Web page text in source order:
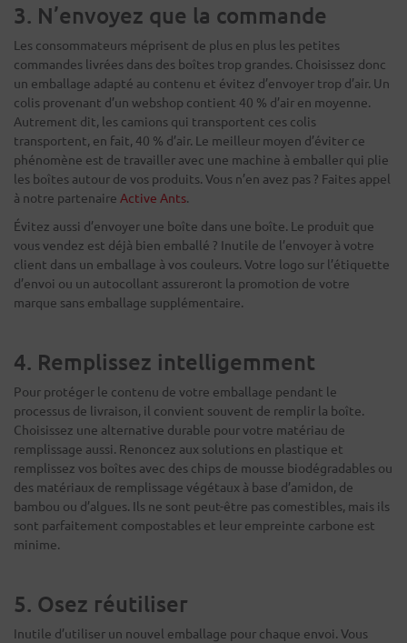
3. N’envoyez que la commande
Les consommateurs méprisent de plus en plus les petites
commandes livrées dans des boîtes trop grandes. Choisissez donc
un emballage adapté au contenu et évitez d’envoyer trop d’air. Un
colis provenant d’un webshop contient 40 % d’air en moyenne.
Autrement dit, les camions qui transportent ces colis
transportent, en fait, 40 % d’air. Le meilleur moyen d’éviter ce
phénomène est de travailler avec une machine à emballer qui plie
les boîtes autour de vos produits. Vous n’en avez pas ? Faites appel
à notre partenaire Active Ants.
Évitez aussi d’envoyer une boîte dans une boîte. Le produit que
vous vendez est déjà bien emballé ? Inutile de l’envoyer à votre
client dans un emballage à vos couleurs. Votre logo sur l’étiquette
d’envoi ou un autocollant assureront la promotion de votre
marque sans emballage supplémentaire.
4. Remplissez intelligemment
Pour protéger le contenu de votre emballage pendant le
processus de livraison, il convient souvent de remplir la boîte.
Choisissez une alternative durable pour votre matériau de
remplissage aussi. Renoncez aux solutions en plastique et
remplissez vos boîtes avec des chips de mousse biodégradables ou
des matériaux de remplissage végétaux à base d’amidon, de
bambou ou d’algues. Ils ne sont peut-être pas comestibles, mais ils
sont parfaitement compostables et leur empreinte carbone est
minime.
5. Osez réutiliser
Inutile d’utiliser un nouvel emballage pour chaque envoi. Vous